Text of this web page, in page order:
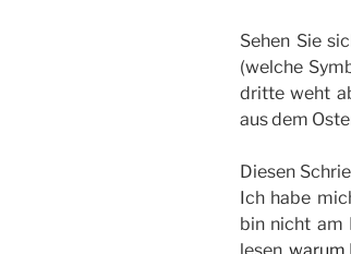
Sehen Sie
(welche
dritte weht
aus dem
Diesen
Ich habe
bin nicht am
lesen, warum